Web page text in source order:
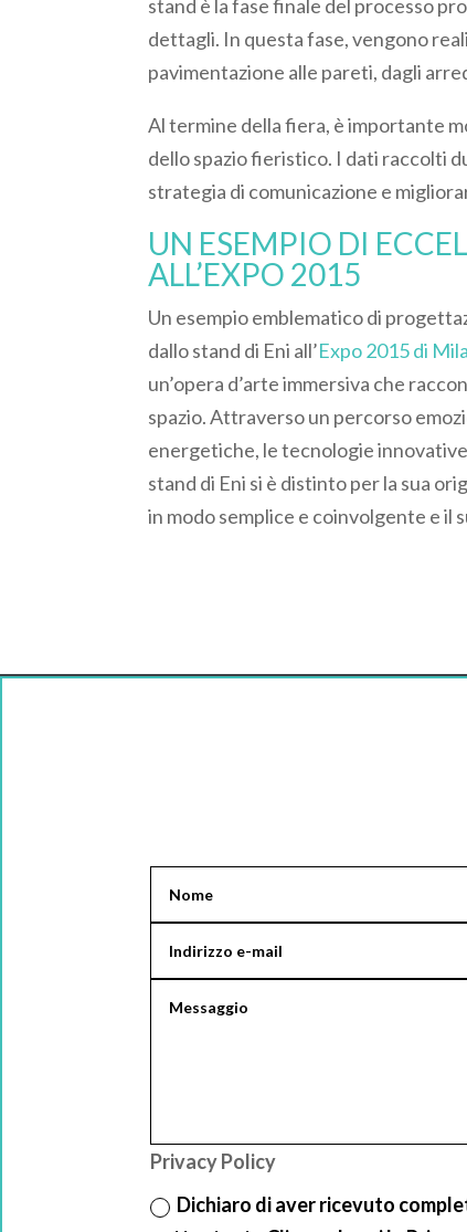
stand è la fase finale del processo
dettagli. In questa fase, vengono
pavimentazione alle pareti, dagli
Al termine della fiera, è importante
dello spazio fieristico. I dati raccolti
strategia di comunicazione e
UN ESEMPIO DI
ALL’EXPO 2015
Un esempio emblematico di
dallo stand di Eni all’Expo 2015 di
un’opera d’arte immersiva che
spazio. Attraverso un percorso
energetiche, le tecnologie
stand di Eni si è distinto per la sua
in modo semplice e coinvolgente e il
Privacy Policy
Dichiaro di aver ricevuto